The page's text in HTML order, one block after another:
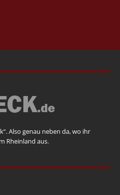
Also genau neben da, wo ihr
Rheinland aus.